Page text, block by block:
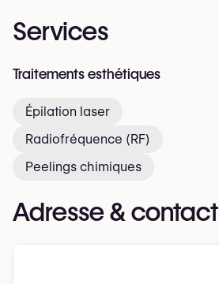
Services
Traitements esthétiques
Épilation laser
Radiofréquence (RF)
Peelings chimiques
Adresse & contact